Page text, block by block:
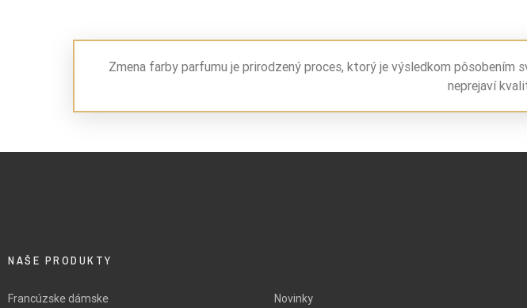
Zmena farby parfumu je prirodzený proces, ktorý je výsledkom
neprejaví
NAŠE PRODUKTY
Francúzske dámske
Novinky